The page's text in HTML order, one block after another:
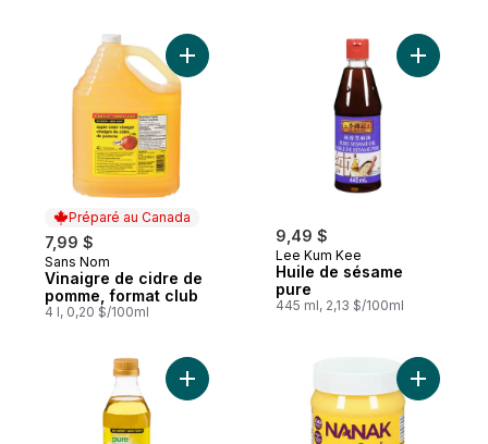
Préparé au Canada
7,99 $
Préparé au Canada
Sans Nom
Vinaigre de cidre de
pomme, format club
4 l, 0,20 $/100ml
Ajouter Vinaigre de cidre de pomme,
9,49 $
Lee Kum Kee
Huile de sésame
pure
445 ml, 2,13 $/100ml
Ajouter
Ajouter Huile d’olive pure au panierAjouter